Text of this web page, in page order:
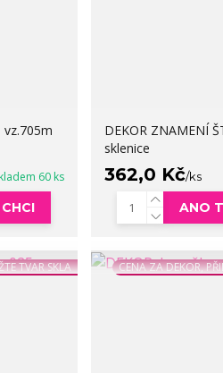
vz.705m
60 ks
DEKOR ZNAMENÍ
sklenice
362,0 Kč/ks
ANO
TVAR SKLA CENA ZA DEKOR,